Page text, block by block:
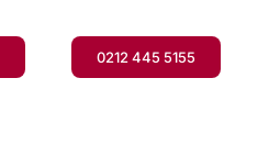
0212 445 5155